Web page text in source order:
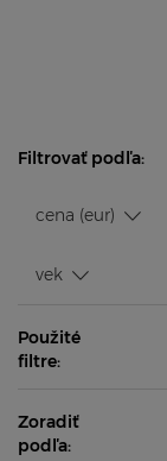
Filtrovať podľa:
Použité
filtre:
Zoradiť
podľa: